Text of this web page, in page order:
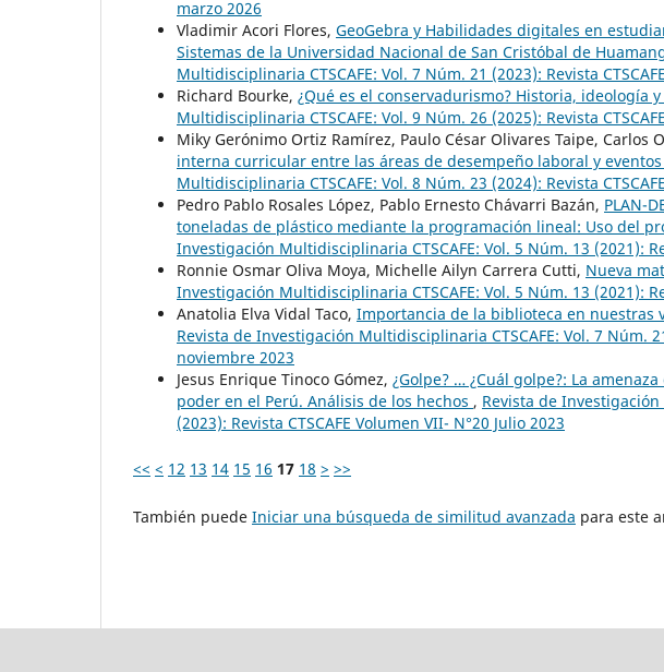
marzo 2026
Vladimir Acori Flores, GeoGebra y Habilidades digitales en
Sistemas de la Universidad Nacional de San Cristóbal de
Multidisciplinaria CTSCAFE: Vol. 7 Núm. 21 (2023): Revista
Richard Bourke, ¿Qué es el conservadurismo? Historia, ideología
Multidisciplinaria CTSCAFE: Vol. 9 Núm. 26 (2025): Revista
Miky Gerónimo Ortiz Ramírez, Paulo César Olivares Taipe, Carlos
interna curricular entre las áreas de desempeño laboral y
Multidisciplinaria CTSCAFE: Vol. 8 Núm. 23 (2024): Revista
Pedro Pablo Rosales López, Pablo Ernesto Chávarri Bazán, PLAN-
toneladas de plástico mediante la programación lineal: Uso del
Investigación Multidisciplinaria CTSCAFE: Vol. 5 Núm. 13 (2021):
Ronnie Osmar Oliva Moya, Michelle Ailyn Carrera Cutti, Nueva
Investigación Multidisciplinaria CTSCAFE: Vol. 5 Núm. 13 (2021):
Anatolia Elva Vidal Taco, Importancia de la biblioteca en nuestras
Revista de Investigación Multidisciplinaria CTSCAFE: Vol. 7 Núm.
noviembre 2023
Jesus Enrique Tinoco Gómez, ¿Golpe? … ¿Cuál golpe?: La
poder en el Perú. Análisis de los hechos , Revista de
(2023): Revista CTSCAFE Volumen VII- N°20 Julio 2023
<< < 12 13 14 15 16 17 18 > >>
También puede Iniciar una búsqueda de similitud avanzada para este